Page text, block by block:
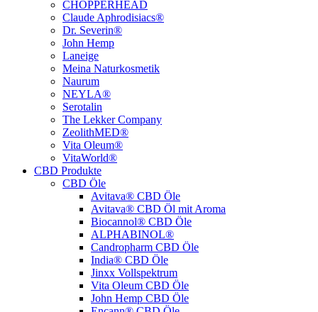
CHOPPERHEAD
Claude Aphrodisiacs®
Dr. Severin®
John Hemp
Laneige
Meina Naturkosmetik
Naurum
NEYLA®
Serotalin
The Lekker Company
ZeolithMED®
Vita Oleum®
VitaWorld®
CBD Produkte
CBD Öle
Avitava® CBD Öle
Avitava® CBD Öl mit Aroma
Biocannol® CBD Öle
ALPHABINOL®
Candropharm CBD Öle
India® CBD Öle
Jinxx Vollspektrum
Vita Oleum CBD Öle
John Hemp CBD Öle